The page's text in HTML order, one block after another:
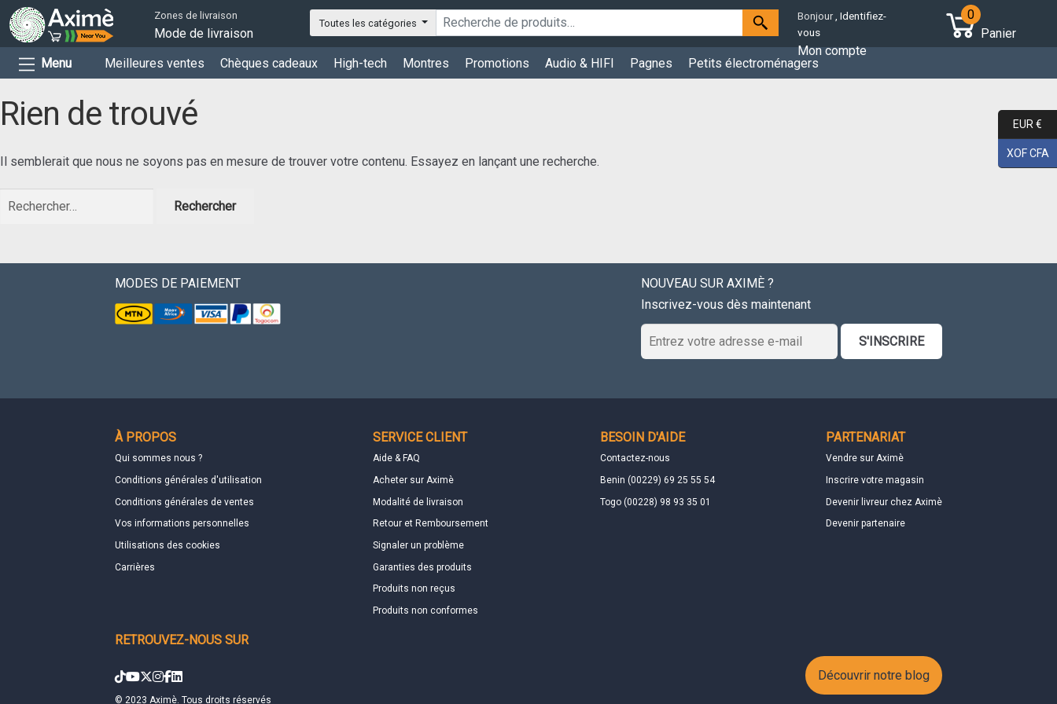
Zones de livraison
Mode de livraison
Toutes les catégories
Bonjour , Identifiez-
vous
Mon compte
0
Panier
Menu
Meilleures ventes Chèques cadeaux High-tech Montres Promotions Audio & HIFI Pagnes Petits électroménagers
Rien de trouvé
Il semblerait que nous ne soyons pas en mesure de trouver votre contenu. Essayez en lançant une recherche.
Rechercher :
MODES DE PAIEMENT
NOUVEAU SUR AXIMÈ ?
Inscrivez-vous dès maintenant
S'INSCRIRE
À PROPOS
Qui sommes nous ?
Conditions générales d'utilisation
Conditions générales de ventes
Vos informations personnelles
Utilisations des cookies
Carrières
SERVICE CLIENT
Aide & FAQ
Acheter sur Aximè
Modalité de livraison
Retour et Remboursement
Signaler un problème
Garanties des produits
Produits non reçus
Produits non conformes
BESOIN D'AIDE
Contactez-nous
Benin (00229) 69 25 55 54
Togo (00228) 98 93 35 01
PARTENARIAT
Vendre sur Aximè
Inscrire votre magasin
Devenir livreur chez Aximè
Devenir partenaire
RETROUVEZ-NOUS SUR
© 2023 Aximè. Tous droits réservés
Découvrir notre blog
EUR €
XOF CFA